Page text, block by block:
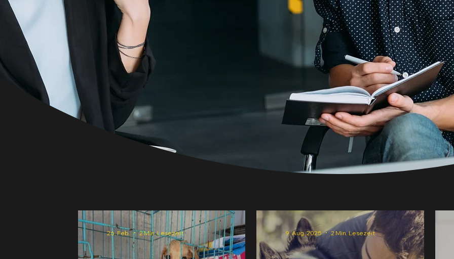
26. Feb. 2 Min. Lesezeit 9. Aug. 2025 2 Min. Lesezeit